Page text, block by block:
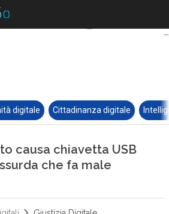
digitale Cittadinanza digitale
causa chiavetta USB
che fa male